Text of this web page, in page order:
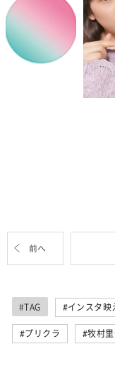
前へ
#TAG インスタ映
プリクラ 牧村